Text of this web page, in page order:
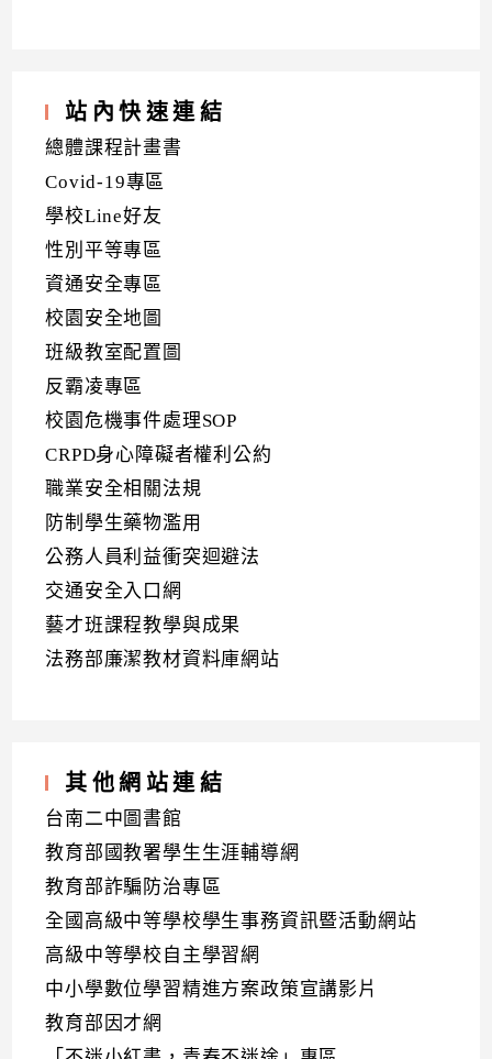
站內快速連結
總體課程計畫書
Covid-19專區
學校Line好友
性別平等專區
資通安全專區
校園安全地圖
班級教室配置圖
反霸凌專區
校園危機事件處理SOP
CRPD身心障礙者權利公約
職業安全相關法規
防制學生藥物濫用
公務人員利益衝突迴避法
交通安全入口網
藝才班課程教學與成果
法務部廉潔教材資料庫網站
其他網站連結
台南二中圖書館
教育部國教署學生生涯輔導網
教育部詐騙防治專區
全國高級中等學校學生事務資訊暨活動網站
高級中等學校自主學習網
中小學數位學習精進方案政策宣講影片
教育部因才網